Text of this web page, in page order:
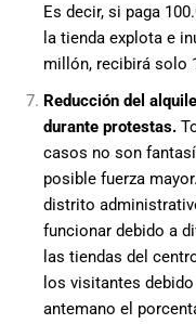
Es decir, si paga
la tienda explota e
millón, recibirá solo
Reducción del
durante protestas.
casos no son
posible fuerza
distrito
funcionar debido a
las tiendas del
los visitantes
antemano el